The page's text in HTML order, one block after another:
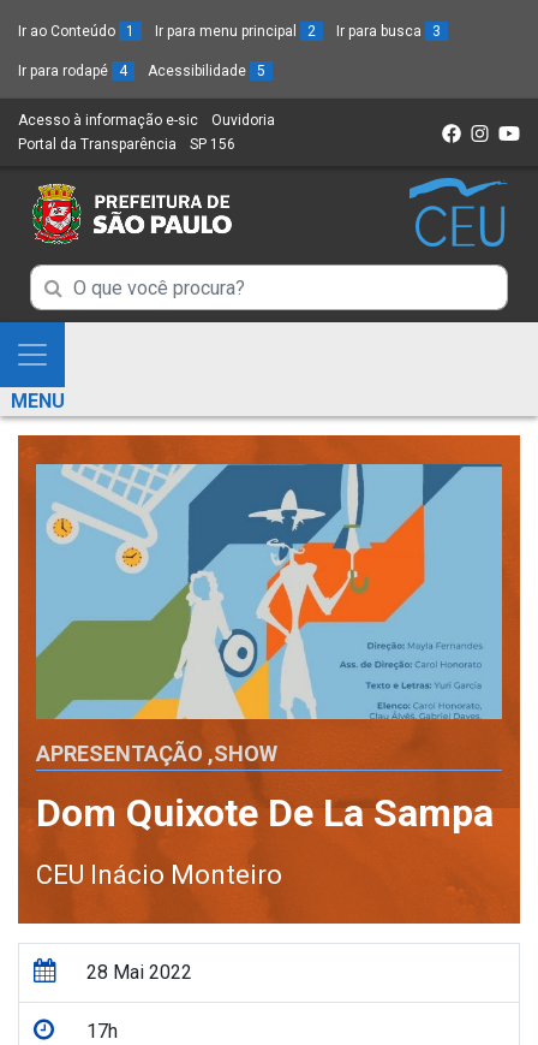
Ir ao Conteúdo 1 Ir para menu principal 2 Ir para busca 3
Ir para rodapé 4 Acessibilidade 5
Acesso à informação e-sic (Link
para
novo
sítio)
Ouvidoria
Portal da Transparência (Link
um
novo
SP 156
Campo
de
Busca
de
informações
Campo
de
de
informações
Mostra
e
Esconde
Menu
MENU
APRESENTAÇÃO ,SHOW
Dom Quixote De La Sampa
CEU Inácio Monteiro
28 Mai 2022
17h